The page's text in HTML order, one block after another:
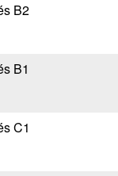
B2
B1
C1